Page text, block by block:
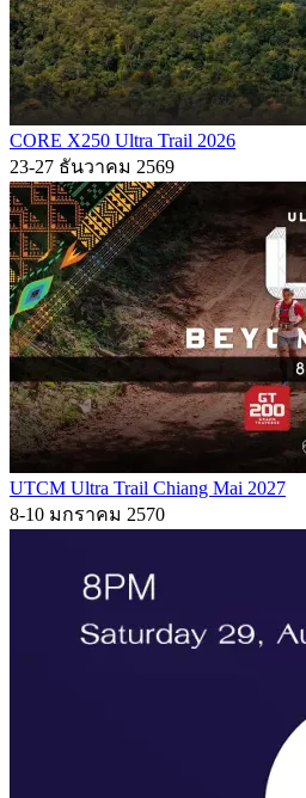
CORE X250 Ultra Trail 2026
23-27 ธันวาคม 2569
UTCM Ultra Trail Chiang Mai 2027
8-10 มกราคม 2570